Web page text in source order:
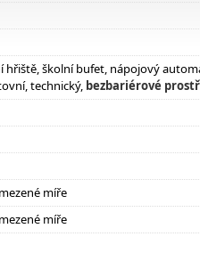
školní bufet, nápojový
technický, bezbariérové
míře
míře